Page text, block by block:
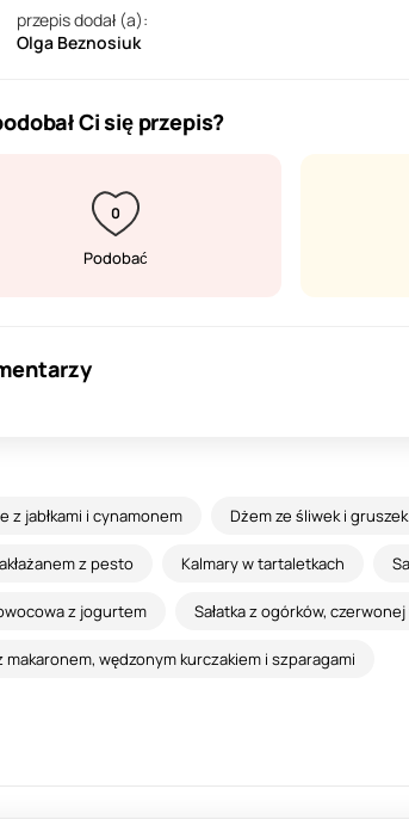
przepis dodał (a):
Olga Beznosiuk
Ci się przepis?
0
Podobać
z jabłkami i cynamonem Dżem ze śliwek i gruszek
z pesto Kalmary w tartaletkach
z jogurtem Sałatka z ogórków,
makaronem, wędzonym kurczakiem i szparagami